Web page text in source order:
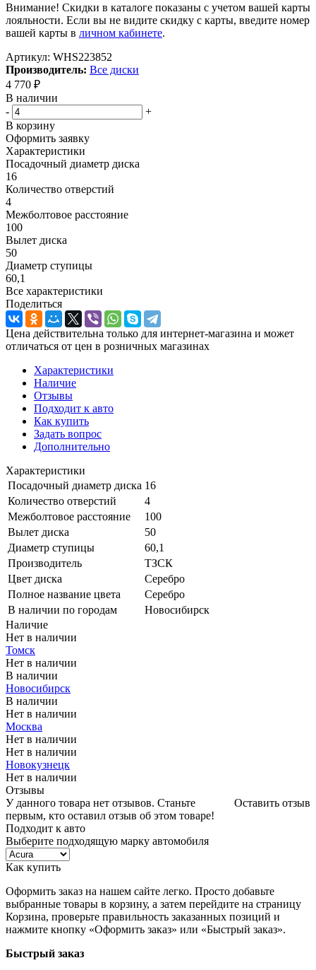
Внимание! Скидки в каталоге показаны с учетом вашей карты
лояльности. Если вы не видите скидку с карты, введите номер
вашей карты в личном кабинете.
Артикул: WHS223852
Производитель: Все диски
4 770 ₽
В наличии
-
+
В корзину
Оформить заявку
Характеристики
Посадочный диаметр диска
16
Количество отверстий
4
Межболтовое расстояние
100
Вылет диска
50
Диаметр ступицы
60,1
Все характеристики
Поделиться
Цена действительна только для интернет-магазина и может
отличаться от цен в розничных магазинах
Характеристики
Наличие
Отзывы
Подходит к авто
Как купить
Задать вопрос
Дополнительно
Характеристики
Посадочный диаметр диска 16
Количество отверстий
4
Межболтовое расстояние
100
Вылет диска
50
Диаметр ступицы
60,1
Производитель
ТЗСК
Цвет диска
Серебро
Полное название цвета
Серебро
В наличии по городам
Новосибирск
Наличие
Нет в наличии
Томск
Нет в наличии
В наличии
Новосибирск
В наличии
Нет в наличии
Москва
Нет в наличии
Нет в наличии
Новокузнецк
Нет в наличии
Отзывы
Оставить отзыв
У данного товара нет отзывов. Станьте
первым, кто оставил отзыв об этом товаре!
Подходит к авто
Выберите подходящую марку автомобиля
Как купить
Оформить заказ на нашем сайте легко. Просто добавьте
выбранные товары в корзину, а затем перейдите на страницу
Корзина, проверьте правильность заказанных позиций и
нажмите кнопку «Оформить заказ» или «Быстрый заказ».
Быстрый заказ